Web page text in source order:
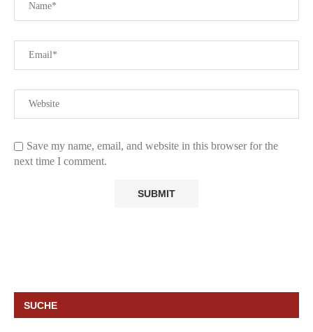
Save my name, email, and website in this browser for the
next time I comment.
SUCHE